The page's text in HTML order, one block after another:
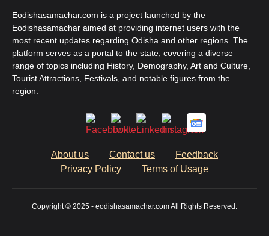
Eodishasamachar.com is a project launched by the
Eodishasamachar aimed at providing internet users with the
most recent updates regarding Odisha and other regions. The
platform serves as a portal to the state, covering a diverse
range of topics including History, Demography, Art and Culture,
Tourist Attractions, Festivals, and notable figures from the
region.
About us Contact us
Feedback
Privacy Policy
Terms of Usage
Copyright © 2025 - eodishasamachar.com All Rights Reserved.